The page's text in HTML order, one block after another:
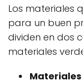
Los materiales
para un buen
dividen en dos
materiales